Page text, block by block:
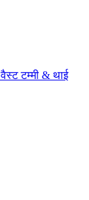
टम्मी & थाई